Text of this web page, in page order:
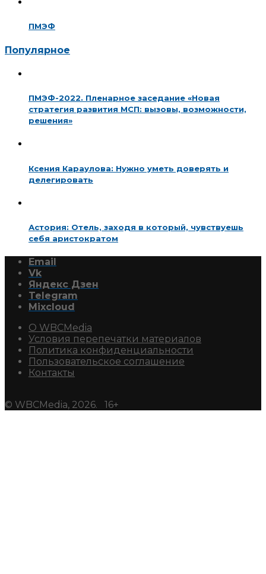
ПМЭФ
Популярное
ПМЭФ-2022. Пленарное заседание «Новая
стратегия развития МСП: вызовы, возможности,
решения»
Ксения Караулова: Нужно уметь доверять и
делегировать
Астория: Отель, заходя в который, чувствуешь
себя аристократом
Email
Vk
Яндекс Дзен
Telegram
Mixcloud
О WBCMedia
Условия перепечатки материалов
Политика конфиденциальности
Пользовательское соглашение
Контакты
© WBCMedia, 2026. 16+